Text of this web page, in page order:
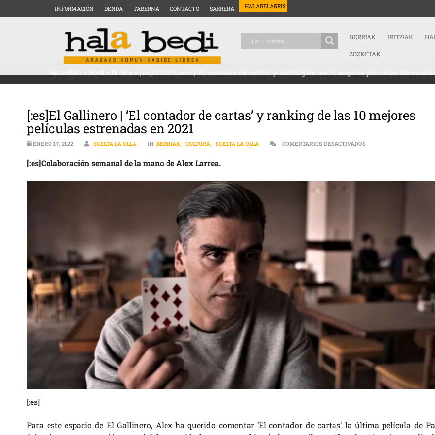
INFORMACIÓN DENDA TABERNA CONTACTO SARRERA HALABELARRIS
BERRIAK IRITZIAK
ZOZKETAK
Hala Bedi>Suelta la olla>[:es]El Gallinero | ‘El contador de cartas’ y ranking de las 10 mejores películas
[:es]El Gallinero | ‘El contador de cartas’ y ranking de las 10 mejores
películas estrenadas en 2021
ENERO 17, 2022 SUELTA LA OLLA IN BERRIAK, CULTURA, SUELTA LA OLLA COMENTARIOS DESACTIVADOSEN [:ES]EL GALLINERO |
[:es]Colaboración semanal de la mano de Alex Larrea.
[:es]
Para este espacio de El Gallinero, Alex ha querido comentar ‘El contador de cartas’ la última película de